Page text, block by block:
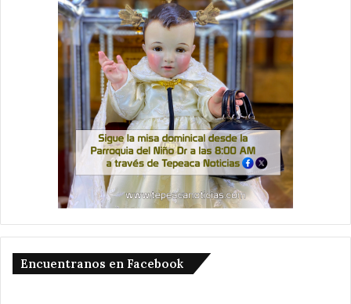
Encuentranos en Facebook